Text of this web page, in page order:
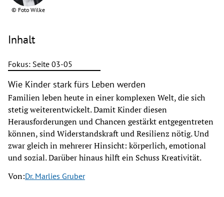
© Foto Wilke
Inhalt
Fokus: Seite 03-05
Wie Kinder stark fürs Leben werden
Familien leben heute in einer komplexen Welt, die sich
stetig weiterentwickelt. Damit Kinder diesen
Herausforderungen und Chancen gestärkt entgegentreten
können, sind Widerstandskraft und Resilienz nötig. Und
zwar gleich in mehrerer Hinsicht: körperlich, emotional
und sozial. Darüber hinaus hilft ein Schuss Kreativität.
Von:Dr. Marlies Gruber